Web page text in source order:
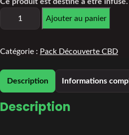
Ajouter au panier
Catégorie : Pack Découverte CBD
Description Informations
Description